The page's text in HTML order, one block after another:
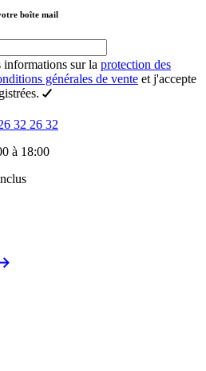
boîte mail
informations sur la protection des
générales de vente et j'accepte
32 26 32
à 18:00